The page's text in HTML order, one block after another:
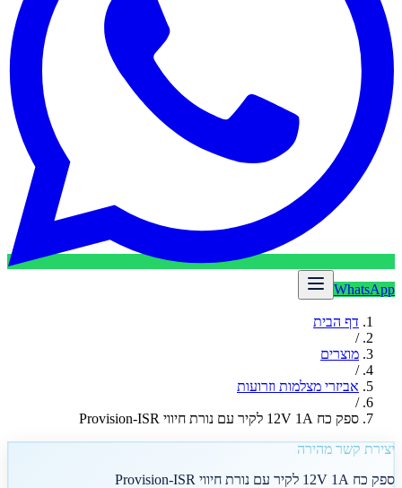
WhatsApp
דף הבית
/
מוצרים
/
אביזרי מצלמות וזרועות
/
ספק כח 12V 1A לקיר עם נורת חיווי Provision-ISR
יצירת קשר מהירה
ספק כח 12V 1A לקיר עם נורת חיווי Provision-ISR